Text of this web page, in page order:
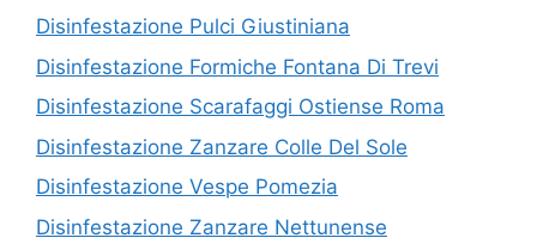
Disinfestazione Pulci Giustiniana
Disinfestazione Formiche Fontana Di Trevi
Disinfestazione Scarafaggi Ostiense Roma
Disinfestazione Zanzare Colle Del Sole
Disinfestazione Vespe Pomezia
Disinfestazione Zanzare Nettunense